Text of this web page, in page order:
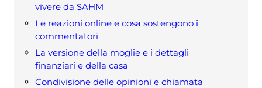
vivere da SAHM
Le reazioni online e cosa sostengono i
commentatori
La versione della moglie e i dettagli
finanziari e della casa
Condivisione delle opinioni e chiamata